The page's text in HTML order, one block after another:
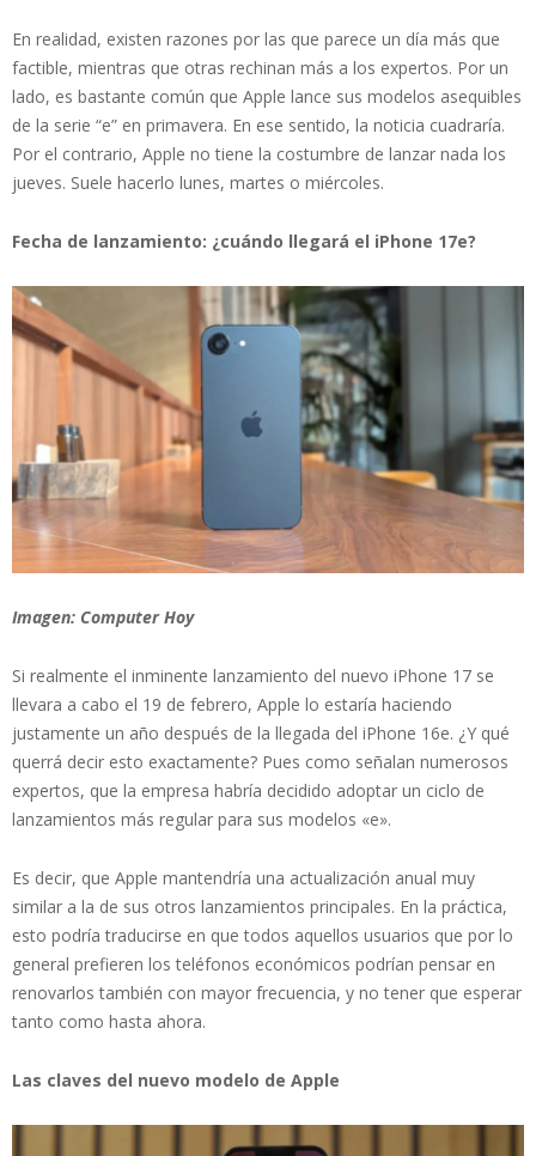
En realidad, existen razones por las que parece un día más que
factible, mientras que otras rechinan más a los expertos. Por un
lado, es bastante común que Apple lance sus modelos asequibles
de la serie “e” en primavera. En ese sentido, la noticia cuadraría.
Por el contrario, Apple no tiene la costumbre de lanzar nada los
jueves. Suele hacerlo lunes, martes o miércoles.
Fecha de lanzamiento: ¿cuándo llegará el iPhone 17e?
Imagen: Computer Hoy
Si realmente el inminente lanzamiento del nuevo iPhone 17 se
llevara a cabo el 19 de febrero, Apple lo estaría haciendo
justamente un año después de la llegada del iPhone 16e. ¿Y qué
querrá decir esto exactamente? Pues como señalan numerosos
expertos, que la empresa habría decidido adoptar un ciclo de
lanzamientos más regular para sus modelos «e».
Es decir, que Apple mantendría una actualización anual muy
similar a la de sus otros lanzamientos principales. En la práctica,
esto podría traducirse en que todos aquellos usuarios que por lo
general prefieren los teléfonos económicos podrían pensar en
renovarlos también con mayor frecuencia, y no tener que esperar
tanto como hasta ahora.
Las claves del nuevo modelo de Apple